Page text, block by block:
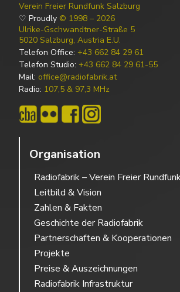
Verein Freier Rundfunk Salzburg
♡ Proudly © 1998 – 2026
Ulrike-Gschwandtner-Straße 5
5020 Salzburg, Austria E.U.
Telefon Office: +43 662 84 29 61
Telefon Studio: +43 662 84 29 61-55
Mail: office@radiofabrik.at
Radio: 107,5 & 97,3 MHz
Organisation
Radiofabrik – Verein Freier
Leitbild & Vision
Zahlen & Fakten
Geschichte der Radiofabrik
Partnerschaften & Kooperationen
Projekte
Preise & Auszeichnungen
Radiofabrik Infrastruktur